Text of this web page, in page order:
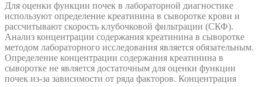
Для оценки функции почек в лабораторной диагностике
используют определение креатинина в сыворотке крови и
рассчитывают скорость клубочковой фильтрации (СКФ).
Анализ концентрации содержания креатинина в сыворотке
методом лабораторного исследования является обязательным.
Определение концентрации содержания креатинина в
сыворотке не является достаточным для оценки функции
почек из-за зависимости от ряда факторов. Концентрация